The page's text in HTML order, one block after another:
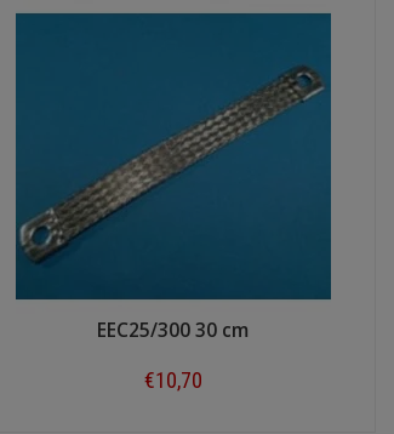
EEC25/300 30 cm
€10,70